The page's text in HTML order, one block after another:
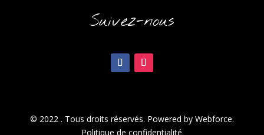
Suivez-nous
© 2022 . Tous droits réservés. Powered by Webforce.
Politique de confidentialité